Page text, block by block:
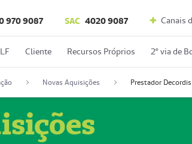
970 9087 SAC 4020 9087 Canais
Cliente Recursos Próprios 2º via de
Novas Aquisições